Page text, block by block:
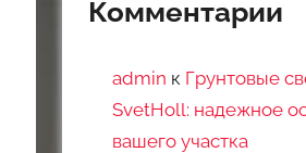
Комментарии
admin к Грунтовые
SvetHoll: надежное
вашего участка